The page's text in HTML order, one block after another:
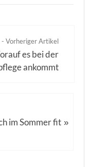
- Vorheriger Artikel
es bei der
ankommt
im Sommer fit »